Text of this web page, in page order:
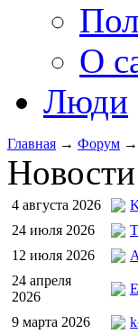
О
Люди
Главная → Форум →
4 августа 2026
24 июля 2026
12 июля 2026
24 апреля
2026
9 марта 2026